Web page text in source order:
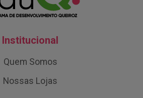
Institucional
Quem Somos
Nossas Lojas